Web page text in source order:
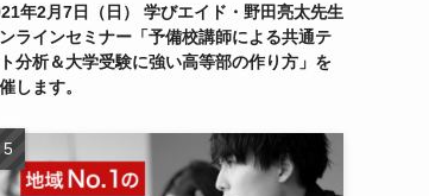
年2月7日（日） 学びエイド・野田亮太先生
ラインセミナー「予備校講師による共通テ
分析＆大学受験に強い高等部の作り方」を
します。